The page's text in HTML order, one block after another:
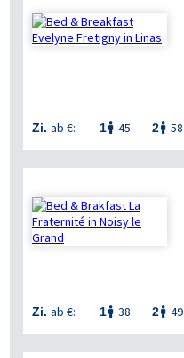
Zi. ab €: 1 45 2 58
Zi. ab €: 1 38 2 49